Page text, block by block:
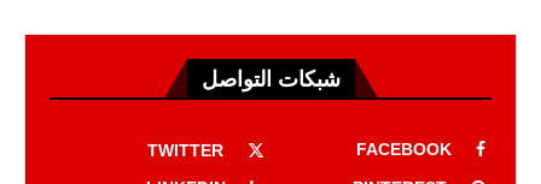
شبكات التواصل
FACEBOOK
TWITTER